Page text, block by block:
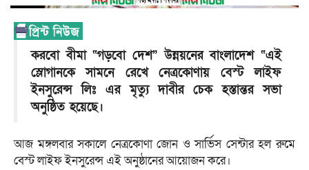
করবো বীমা “গড়বো দেশ” উন্নয়নের বাংলাদেশ “এই
স্লোগানকে সামনে রেখে নেত্রকোণায় বেস্ট লাইফ
ইনসুরেন্স লিঃ এর মৃত্যু দাবীর চেক হস্তান্তর সভা
অনুষ্ঠিত হয়েছে।
আজ মঙ্গলবার সকালে নেত্রকোণা জোন ও সার্ভিস সেন্টার হল রুমে
বেস্ট লাইফ ইনসুরেন্স এই অনুষ্ঠানের আয়োজন করে।